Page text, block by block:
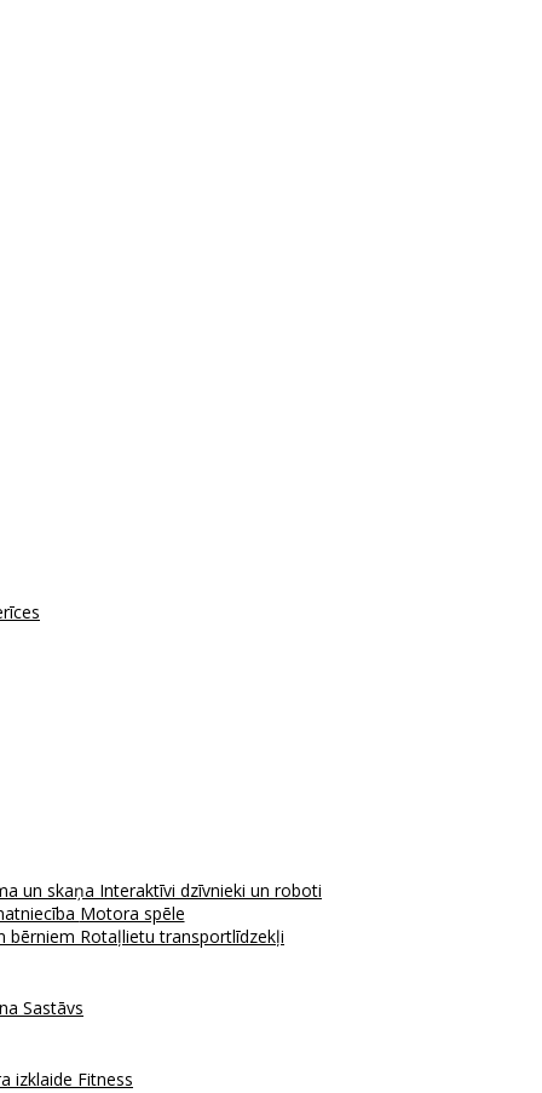
un skaņa Interaktīvi dzīvnieki un roboti
Motora spēle
bērniem Rotaļlietu transportlīdzekļi
Sastāvs
izklaide Fitness